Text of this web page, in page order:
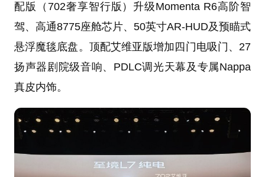
配版（702奢享智行版）升级Momenta R6高阶智
驾、高通8775座舱芯片、50英寸AR-HUD及预瞄式
悬浮魔毯底盘。顶配艾维亚版增加四门电吸门、27
扬声器剧院级音响、PDLC调光天幕及专属Nappa
真皮内饰。